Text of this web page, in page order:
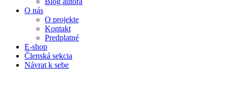
O nás
O projekte
Kontakt
Predplatné
E-shop
Členská sekcia
Návrat k sebe